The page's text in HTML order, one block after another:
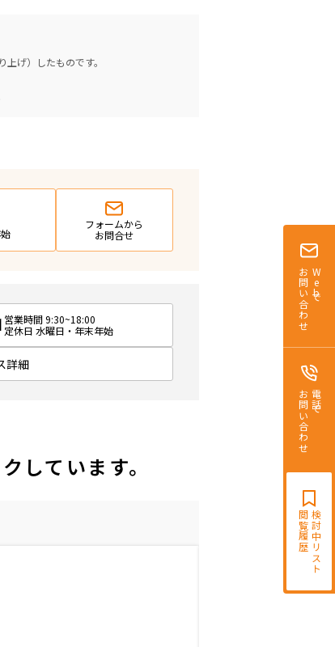
Webで
お問い合わせ
電話で
お問い合わせ
検討中リスト
閲覧履歴
げ）したものです。
フォームから
お問合せ
営業時間 9:30~18:00
定休日 水曜日・年末年始
詳細
しています。